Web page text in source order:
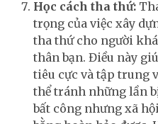
Học cách tha thứ:
trọng của việc xây
tha thứ cho người
thân bạn. Điều này
tiêu cực và tập trung
thể tránh những lần
bất công nhưng xã